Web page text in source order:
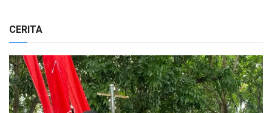
CERITA